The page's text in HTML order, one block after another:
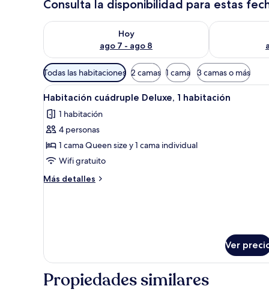
Consulta la disponibilidad para estas
Hoy
ago 7 - ago 8
Consulta la disponibilidad para hoy ago 7 - ago 8
Consulta la
Filtros
disponibles
para
las
habitaciones
Todas las habitaciones 2 camas 1 cama 3 camas o más
Abrir
todas
las
fotos
de
Habitación
cuádruple
Deluxe,
9
Habitación cuádruple Deluxe, 1 habitación
1 habitación
4 personas
1 cama Queen size y 1 cama individual
Wifi gratuito
Más detalles
Más
habitación
Ver
Propiedades similares